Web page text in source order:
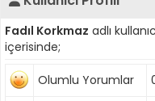
Fadıl Korkmaz adlı
içerisinde;
Olumlu Yorumlar